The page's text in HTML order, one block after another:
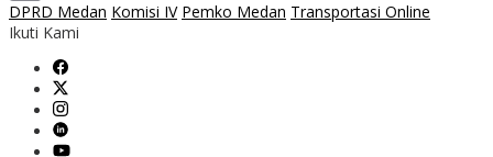
Copy
DPRD Medan Komisi IV Pemko Medan Transportasi Online
Ikuti Kami